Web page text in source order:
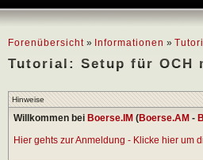
Forenübersicht » Informationen »
Tutorial: Setup für OCH
Hinweise
Willkommen bei Boerse.IM (Boerse.AM -
Hier gehts zur Anmeldung - Klicke hier um